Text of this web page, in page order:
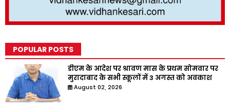
POPULAR POSTS
डीएम के आदेश पर श्रावण मास के प्रथम सोमवार पर
मुरादाबाद के सभी स्कूलों में 3 अगस्त को अवकाश
August 02, 2026